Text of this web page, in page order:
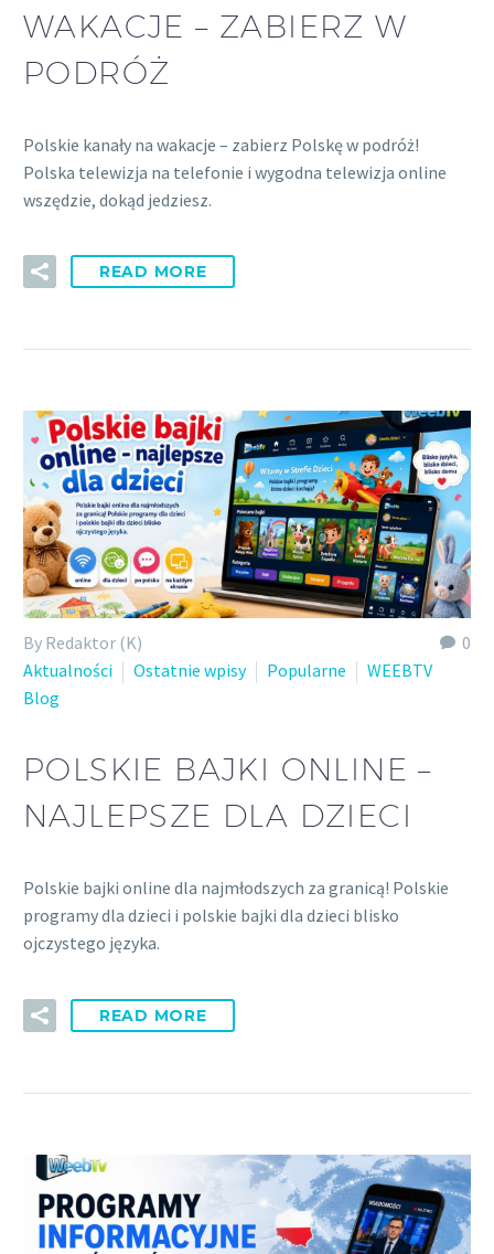
WAKACJE – ZABIERZ W
PODRÓŻ
Polskie kanały na wakacje – zabierz Polskę w podróż!
Polska telewizja na telefonie i wygodna telewizja online
wszędzie, dokąd jedziesz.
READ MORE
0
By Redaktor (K)
Aktualności
Ostatnie wpisy Popularne
WEEBTV
Blog
POLSKIE BAJKI ONLINE –
NAJLEPSZE DLA DZIECI
Polskie bajki online dla najmłodszych za granicą! Polskie
programy dla dzieci i polskie bajki dla dzieci blisko
ojczystego języka.
READ MORE